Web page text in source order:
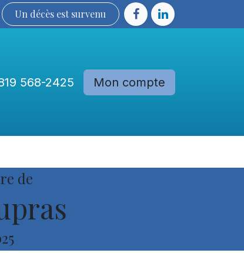
Un décès est sur​​​​​​​​ve​nu​​​​​​​​​​
568-2425 Mon compte
de